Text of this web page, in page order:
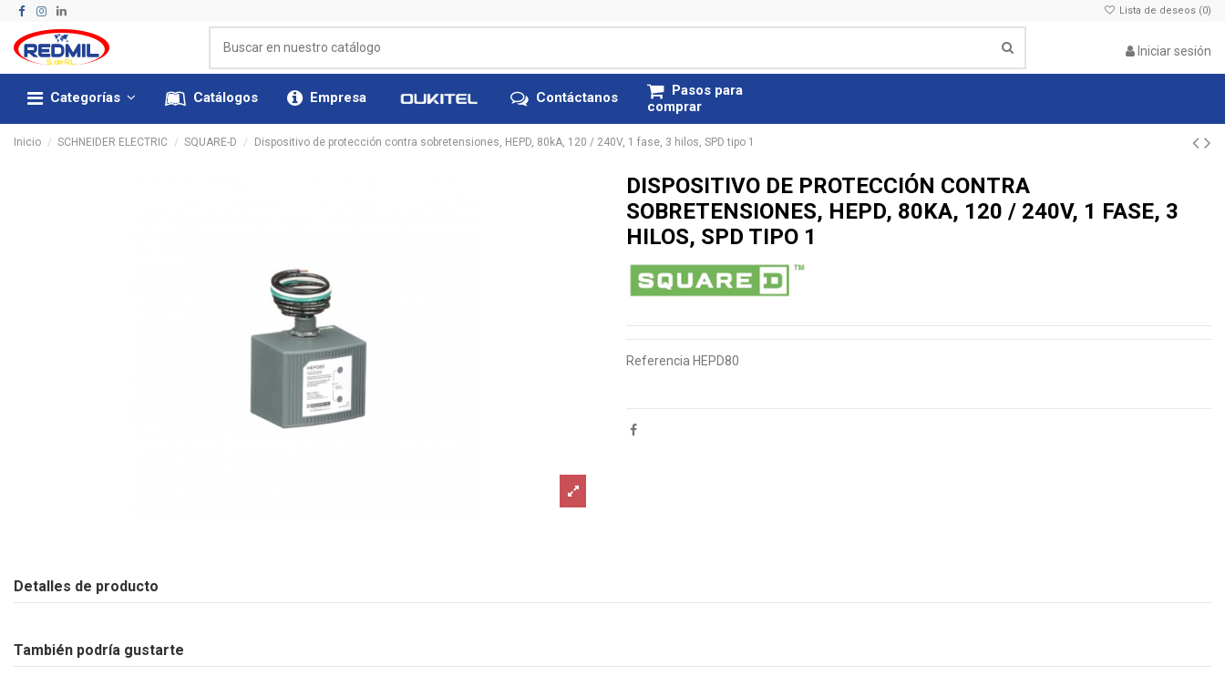
Lista de deseos (0)
Iniciar sesión
Categorías Catálogos Empresa Contáctanos
Pasos para
comprar
Inicio SCHNEIDER ELECTRIC SQUARE-D Dispositivo de protección contra sobretensiones, HEPD, 80kA, 120 / 240V, 1 fase, 3 hilos, SPD tipo 1
DISPOSITIVO DE PROTECCIÓN CONTRA
SOBRETENSIONES, HEPD, 80KA, 120 / 240V, 1 FASE, 3
HILOS, SPD TIPO 1
Referencia HEPD80
Detalles de producto
También podría gustarte